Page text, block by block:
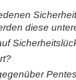
diese